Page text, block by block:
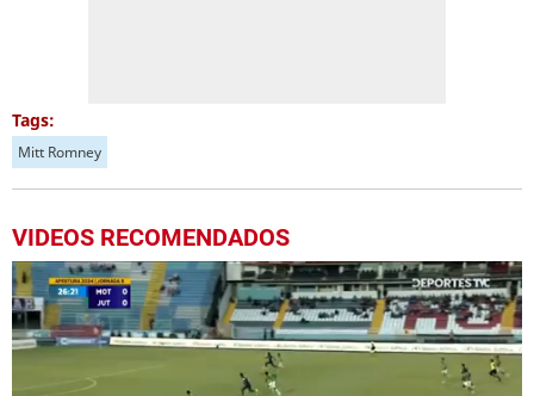
Tags:
Mitt Romney
VIDEOS RECOMENDADOS